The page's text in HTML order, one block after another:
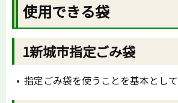
使用できる袋
1新城市指定ごみ袋
指定ごみ袋を使うことを基本として